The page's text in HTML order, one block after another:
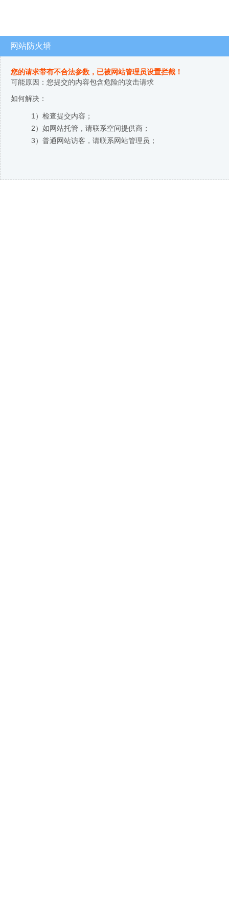
网站防火墙
您的请求带有不合法参数，已被网站管理员设置拦截！
可能原因：您提交的内容包含危险的攻击请求
如何解决：
1）检查提交内容；
2）如网站托管，请联系空间提供商；
3）普通网站访客，请联系网站管理员；